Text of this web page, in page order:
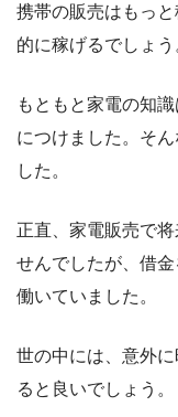
携帯の販売はもっ
的に稼げるでしょう
もともと家電の知
につけました。そ
した。
正直、家電販売で
せんでしたが、借
働いていました。
世の中には、意外
ると良いでしょう。